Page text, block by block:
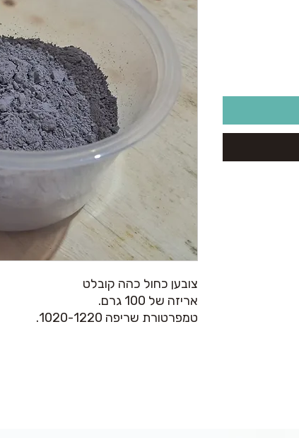
צובען כחול כהה קובלט
אריזה של 100 גרם.
טמפרטורת שריפה 1020-1220.